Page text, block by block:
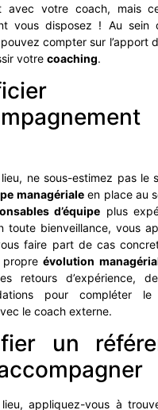
avec votre coach, mais
vous disposez ! Au sein
compter sur l’apport
votrecoaching.
ne sous-estimez pas le
managérialeen place au
d’équipe plus
toute bienveillance, vous
faire part de cas
évolution
retours d’expérience,
pour compléter
le coach externe.
un
lieu, appliquez-vous à